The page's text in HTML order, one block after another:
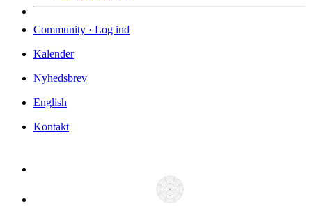
Community · Log ind
Kalender
Nyhedsbrev
English
Kontakt